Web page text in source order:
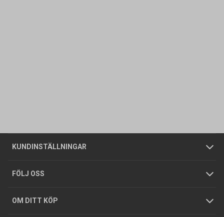
KUNDINSTÄLLNINGAR
Företagskund / Privatkund
FÖLJ OSS
OM DITT KÖP
Allmänna försäljningsvillkor
Integritetspolicy
GDPR
Butiker
Foldrar och kataloger
Köpguider
Om oss
Tjänster
Hållbarhet